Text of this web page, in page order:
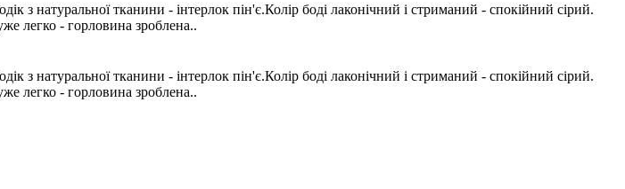
натуральної тканини - інтерлок пін'є.Колір боді лаконічний і стриманий - спокійний сірий.
легко - горловина зроблена..
натуральної тканини - інтерлок пін'є.Колір боді лаконічний і стриманий - спокійний сірий.
легко - горловина зроблена..